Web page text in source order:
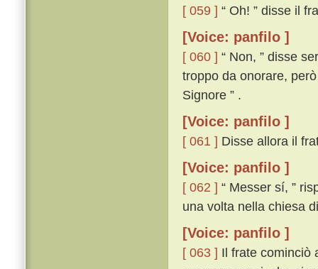
[ 059 ] “ Oh! ” disse il
[Voice: panfilo ]
[ 060 ] “ Non, ” disse
troppo da onorare,
Signore ” .
[Voice: panfilo ]
[ 061 ] Disse allora il
[Voice: panfilo ]
[ 062 ] “ Messer sí, ”
una volta nella chiesa
[Voice: panfilo ]
[ 063 ] Il frate cominciò